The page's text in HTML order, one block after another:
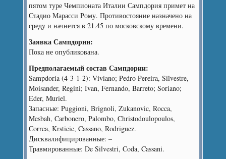
пятом туре Чемпионата Италии Сампдория примет на
Стадио Марасси Рому. Противостояние назначено на
среду и начнется в 21.45 по московскому времени.
Заявка Сампдории:
Пока не опубликована.
Предполагаемый состав Сампдории:
Sampdoria (4-3-1-2): Viviano; Pedro Pereira, Silvestre,
Moisander, Regini; Ivan, Fernando, Barreto; Soriano;
Eder, Muriel.
Запасные: Puggioni, Brignoli, Zukanovic, Rocca,
Mesbah, Carbonero, Palombo, Christodoulopoulos,
Correa, Krsticic, Cassano, Rodriguez.
Дисквалифицированные: –
Травмированные: De Silvestri, Coda, Cassani.